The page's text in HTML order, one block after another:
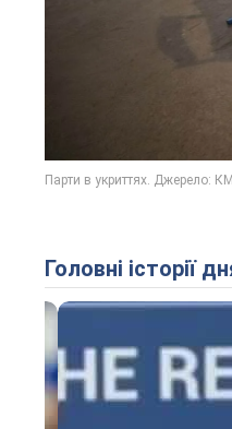
Головні історії